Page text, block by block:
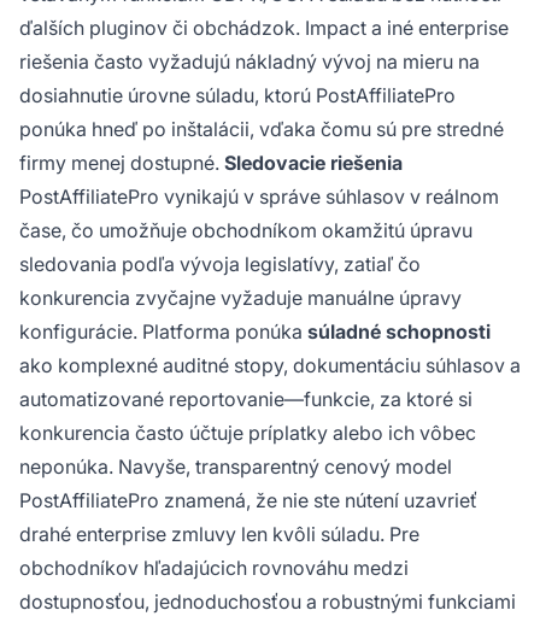
ďalších pluginov či obchádzok. Impact a iné enterprise
riešenia často vyžadujú nákladný vývoj na mieru na
dosiahnutie úrovne súladu, ktorú PostAffiliatePro
ponúka hneď po inštalácii, vďaka čomu sú pre stredné
firmy menej dostupné. Sledovacie riešenia
PostAffiliatePro vynikajú v správe súhlasov v reálnom
čase, čo umožňuje obchodníkom okamžitú úpravu
sledovania podľa vývoja legislatívy, zatiaľ čo
konkurencia zvyčajne vyžaduje manuálne úpravy
konfigurácie. Platforma ponúka súladné schopnosti
ako komplexné auditné stopy, dokumentáciu súhlasov a
automatizované reportovanie—funkcie, za ktoré si
konkurencia často účtuje príplatky alebo ich vôbec
neponúka. Navyše, transparentný cenový model
PostAffiliatePro znamená, že nie ste nútení uzavrieť
drahé enterprise zmluvy len kvôli súladu. Pre
obchodníkov hľadajúcich rovnováhu medzi
dostupnosťou, jednoduchosťou a robustnými funkciami